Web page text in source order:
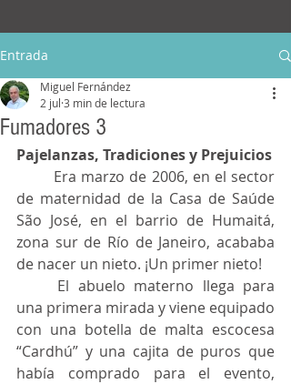
Entrada
Fumadores 3
Miguel Fernández
2 jul 3 min de lectura
Pajelanzas, Tradiciones y Prejuicios
de maternidad de la Casa de Saúde
São José, en el barrio de Humaitá,
zona sur de Río de Janeiro, acababa
de nacer un nieto. ¡Un primer nieto!
una primera mirada y viene equipado
con una botella de malta escocesa
“Cardhú” y una cajita de puros que
había comprado para el evento,